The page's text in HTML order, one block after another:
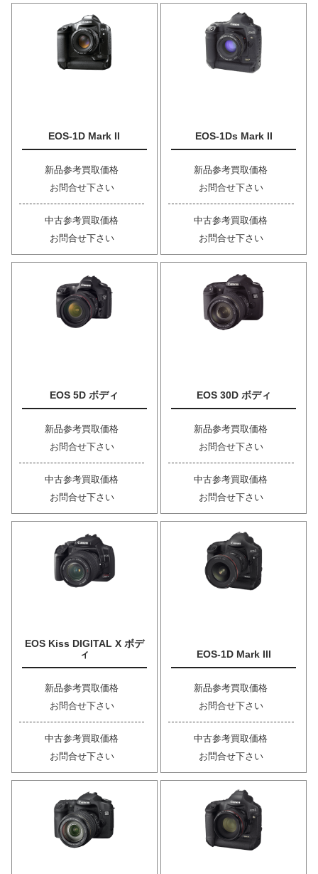
EOS-1D Mark II
新品参考買取価格
お問合せ下さい
中古参考買取価格
お問合せ下さい
EOS-1Ds Mark II
新品参考買取価格
お問合せ下さい
中古参考買取価格
お問合せ下さい
EOS 5D ボディ
新品参考買取価格
お問合せ下さい
中古参考買取価格
お問合せ下さい
EOS 30D ボディ
新品参考買取価格
お問合せ下さい
中古参考買取価格
お問合せ下さい
EOS Kiss DIGITAL X ボデ
ィ
新品参考買取価格
お問合せ下さい
中古参考買取価格
お問合せ下さい
EOS-1D Mark III
新品参考買取価格
お問合せ下さい
中古参考買取価格
お問合せ下さい